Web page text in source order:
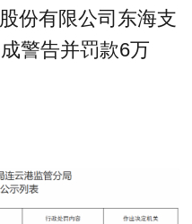
份有限公司东海支
警告并罚款6万